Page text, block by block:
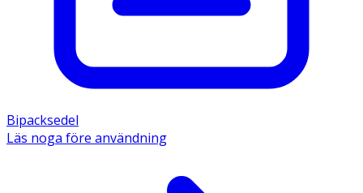
Bipacksedel
Läs noga före användning